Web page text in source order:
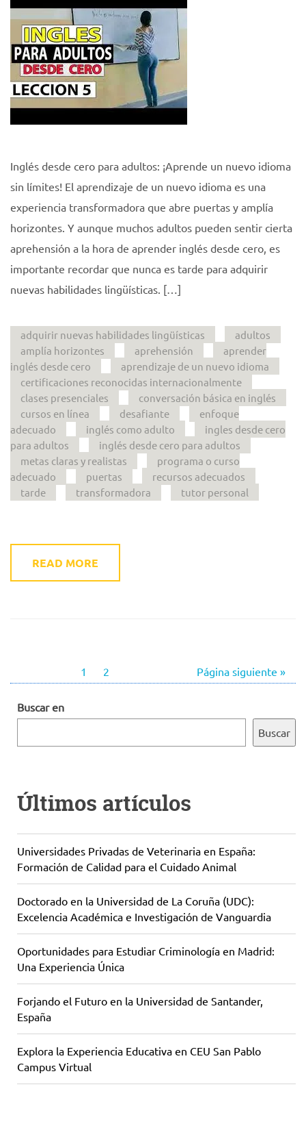
Inglés desde cero para adultos: ¡Aprende un nuevo idioma
sin límites! El aprendizaje de un nuevo idioma es una
experiencia transformadora que abre puertas y amplía
horizontes. Y aunque muchos adultos pueden sentir cierta
aprehensión a la hora de aprender inglés desde cero, es
importante recordar que nunca es tarde para adquirir
nuevas habilidades lingüísticas. […]
adquirir nuevas habilidades lingüísticas
adultos
amplía horizontes
aprehensión
aprender
inglés desde cero
aprendizaje de un nuevo idioma
certificaciones reconocidas internacionalmente
clases presenciales
conversación básica en inglés
cursos en línea
desafiante
enfoque
adecuado
inglés como adulto
ingles desde cero
para adultos
inglés desde cero para adultos
metas claras y realistas
programa o curso
adecuado
puertas
recursos adecuados
tarde
transformadora tutor personal
READ MORE
1 2 Página siguiente »
Buscar en
Buscar
Últimos artículos
Universidades Privadas de Veterinaria en España:
Formación de Calidad para el Cuidado Animal
Doctorado en la Universidad de La Coruña (UDC):
Excelencia Académica e Investigación de Vanguardia
Oportunidades para Estudiar Criminología en Madrid:
Una Experiencia Única
Forjando el Futuro en la Universidad de Santander,
España
Explora la Experiencia Educativa en CEU San Pablo
Campus Virtual